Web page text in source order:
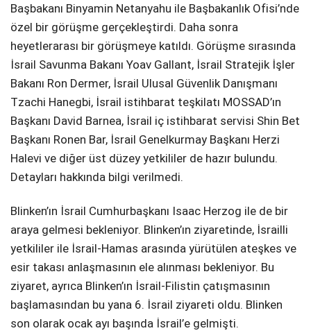
Youtube
Başbakanı Binyamin Netanyahu ile Başbakanlık Ofisi’nde
özel bir görüşme gerçekleştirdi. Daha sonra
heyetlerarası bir görüşmeye katıldı. Görüşme sırasında
İsrail Savunma Bakanı Yoav Gallant, İsrail Stratejik İşler
Bakanı Ron Dermer, İsrail Ulusal Güvenlik Danışmanı
Tzachi Hanegbi, İsrail istihbarat teşkilatı MOSSAD’ın
Başkanı David Barnea, İsrail iç istihbarat servisi Shin Bet
Başkanı Ronen Bar, İsrail Genelkurmay Başkanı Herzi
Halevi ve diğer üst düzey yetkililer de hazır bulundu.
Detayları hakkında bilgi verilmedi.
Blinken’ın İsrail Cumhurbaşkanı Isaac Herzog ile de bir
araya gelmesi bekleniyor. Blinken’ın ziyaretinde, İsrailli
yetkililer ile İsrail-Hamas arasında yürütülen ateşkes ve
esir takası anlaşmasının ele alınması bekleniyor. Bu
ziyaret, ayrıca Blinken’ın İsrail-Filistin çatışmasının
başlamasından bu yana 6. İsrail ziyareti oldu. Blinken
son olarak ocak ayı başında İsrail’e gelmişti.